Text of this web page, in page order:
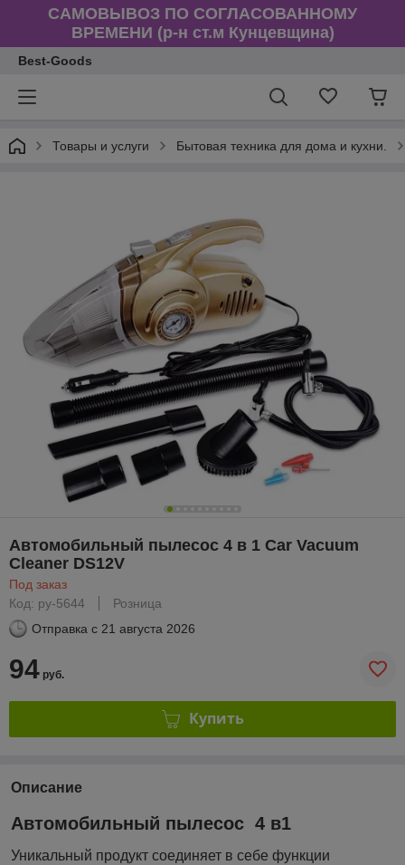
САМОВЫВОЗ ПО СОГЛАСОВАННОМУ
ВРЕМЕНИ (р-н ст.м Кунцевщина)
Best-Goods
Товары и услуги Бытовая техника для дома и кухни.
Автомобильный пылесос 4 в 1 Car Vacuum
Cleaner DS12V
Под заказ
Код: py-5644
Розница
Отправка с 21 августа 2026
94 руб.
Купить
Описание
Автомобильный пылесос 4 в1
Уникальный продукт соединяет в себе функции